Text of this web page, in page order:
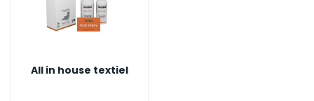
All in house textiel